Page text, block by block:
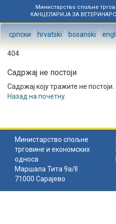
Министарство спољне
КАНЦЕЛАРИЈА ЗА
српски hrvatski bosanski
404
Садржај не постоји
Садржај коју тражите не постоји.
Назад на почетну
Министарство спољне
трговине и економских
односа
Маршала Тита 9а/II
71000 Сарајево